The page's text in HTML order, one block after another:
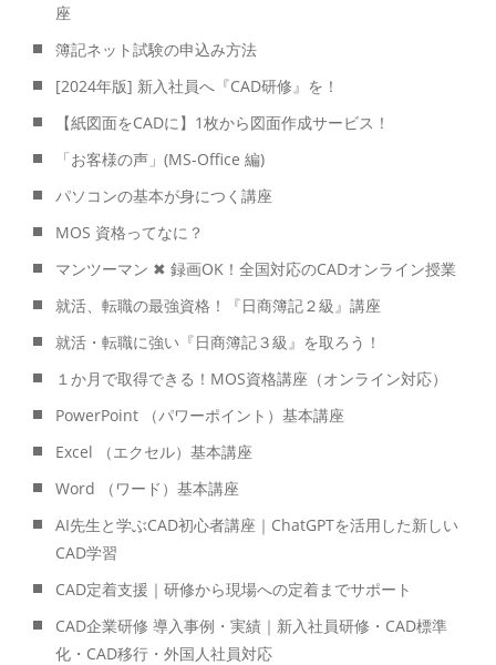
座
簿記ネット試験の申込み方法
[2024年版] 新入社員へ『CAD研修』を！
【紙図面をCADに】1枚から図面作成サービス！
「お客様の声」(MS-Office 編)
パソコンの基本が身につく講座
MOS 資格ってなに？
マンツーマン ✖ 録画OK！全国対応のCADオンライン授業
就活、転職の最強資格！『日商簿記２級』講座
就活・転職に強い『日商簿記３級』を取ろう！
１か月で取得できる！MOS資格講座（オンライン対応）
PowerPoint （パワーポイント）基本講座
Excel （エクセル）基本講座
Word （ワード）基本講座
AI先生と学ぶCAD初心者講座｜ChatGPTを活用した新しい
CAD学習
CAD定着支援｜研修から現場への定着までサポート
CAD企業研修 導入事例・実績｜新入社員研修・CAD標準
化・CAD移行・外国人社員対応